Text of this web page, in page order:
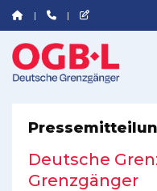
Deutsche
Grenzgänger